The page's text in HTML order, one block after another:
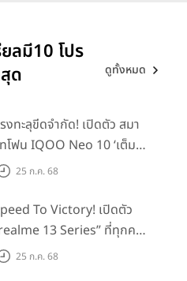
ลมี10 โปร
ด
ดูทั้งหมด
งทะลุขีดจำกัด! เปิดตัว สมา
โฟน IQOO Neo 10 ‘เต็ม
กซ์ในทุกแมตช์’ ในราคาเริ่ม
25 ก.ค. 68
To Victory! เปิดตัว
13 Series” ที่ทุกคน
อคอย อัพเกรดชิปเซ็ตตัวแรง
25 ก.ค. 68